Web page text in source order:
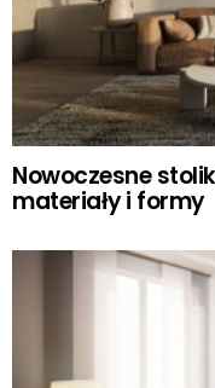
Nowoczesne
materiały i formy